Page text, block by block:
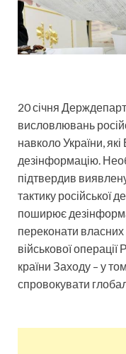
20 січня
висловлювань
навколо України,
дезінформацію.
підтвердив
тактику російської
поширює
переконати власних
військової операції
країни Заходу – у
спровокувати